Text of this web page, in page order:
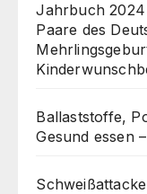
Jahrbuch
Paare des
Ballaststoffe,
Gesund essen